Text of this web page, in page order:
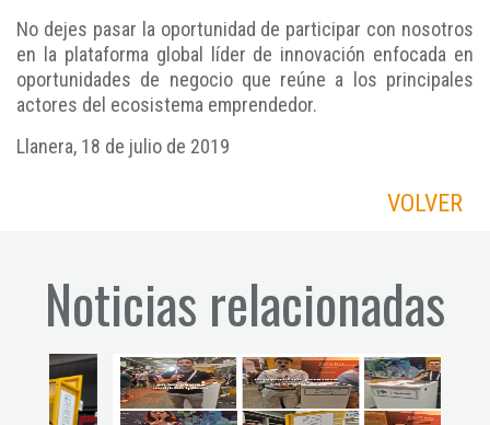
No dejes pasar la oportunidad de participar con nosotros
en la plataforma global líder de innovación enfocada en
oportunidades de negocio que reúne a los principales
actores del ecosistema emprendedor.
Llanera, 18 de julio de 2019
VOLVER
Noticias relacionadas